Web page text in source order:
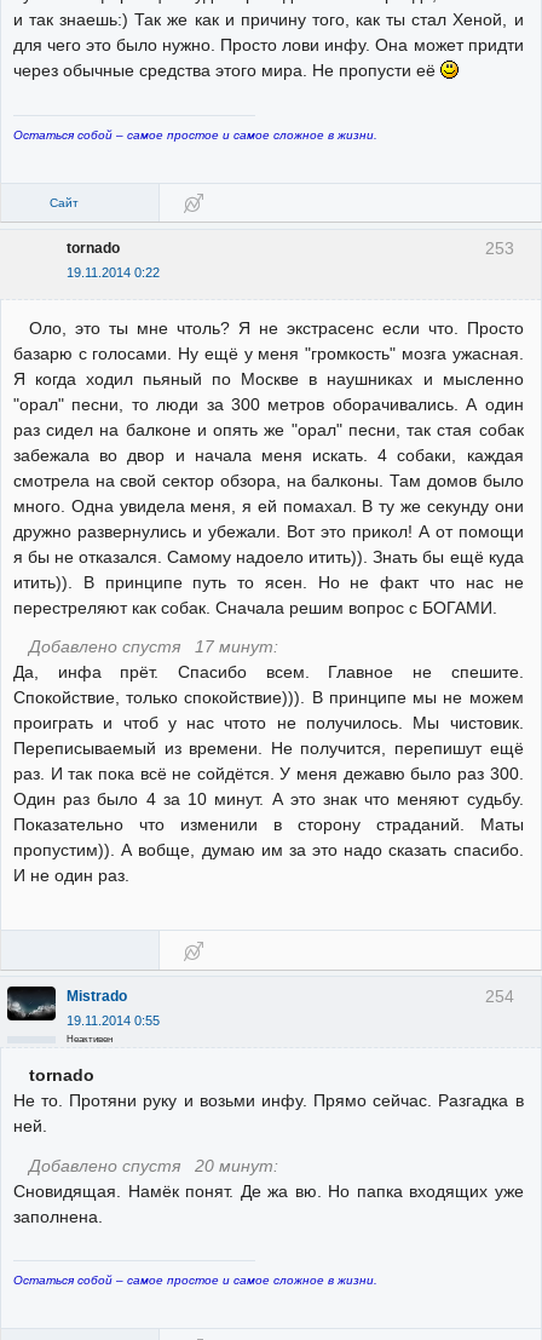
и так знаешь:) Так же как и причину того, как ты стал Хеной, и
для чего это было нужно. Просто лови инфу. Она может придти
через обычные средства этого мира. Не пропусти её
Остаться собой – самое простое и самое сложное в жизни.
Сайт
253
tornado
19.11.2014 0:22
Оло, это ты мне чтоль? Я не экстрасенс если что. Просто
базарю с голосами. Ну ещё у меня "громкость" мозга ужасная.
Я когда ходил пьяный по Москве в наушниках и мысленно
"орал" песни, то люди за 300 метров оборачивались. А один
раз сидел на балконе и опять же "орал" песни, так стая собак
забежала во двор и начала меня искать. 4 собаки, каждая
смотрела на свой сектор обзора, на балконы. Там домов было
много. Одна увидела меня, я ей помахал. В ту же секунду они
дружно развернулись и убежали. Вот это прикол! А от помощи
я бы не отказался. Самому надоело итить)). Знать бы ещё куда
итить)). В принципе путь то ясен. Но не факт что нас не
перестреляют как собак. Сначала решим вопрос с БОГАМИ.
Добавлено спустя 17 минут:
Да, инфа прёт. Спасибо всем. Главное не спешите.
Спокойствие, только спокойствие))). В принципе мы не можем
проиграть и чтоб у нас чтото не получилось. Мы чистовик.
Переписываемый из времени. Не получится, перепишут ещё
раз. И так пока всё не сойдётся. У меня дежавю было раз 300.
Один раз было 4 за 10 минут. А это знак что меняют судьбу.
Показательно что изменили в сторону страданий. Маты
пропустим)). А вобще, думаю им за это надо сказать спасибо.
И не один раз.
254
Mistrado
19.11.2014 0:55
Неактивен
tornado
Не то. Протяни руку и возьми инфу. Прямо сейчас. Разгадка в
ней.
Добавлено спустя 20 минут:
Сновидящая. Намёк понят. Де жа вю. Но папка входящих уже
заполнена.
Остаться собой – самое простое и самое сложное в жизни.